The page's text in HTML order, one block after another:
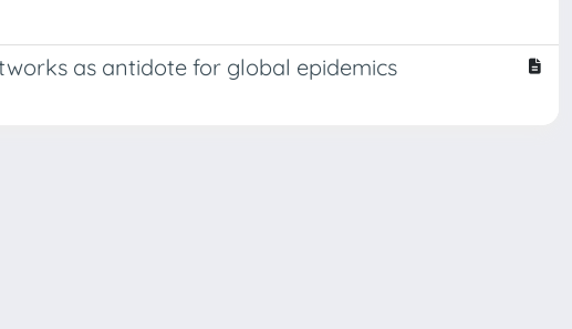
as antidote for global epidemics